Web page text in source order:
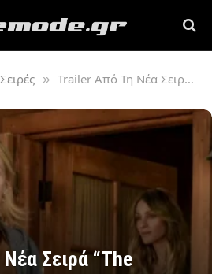
» Trailer Από Τη Νέα Σειρά “The Madison”
Σειρά “The